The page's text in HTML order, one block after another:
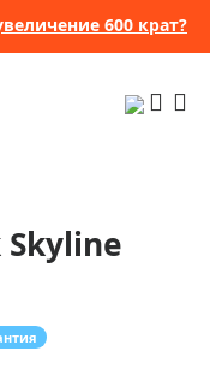
600 крат?
Skyline